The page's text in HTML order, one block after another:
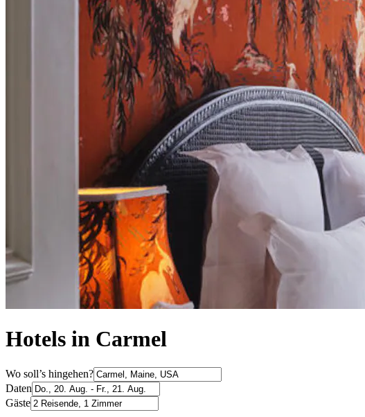
Hotels in Carmel
Wo soll’s hingehen?
Daten
Gäste